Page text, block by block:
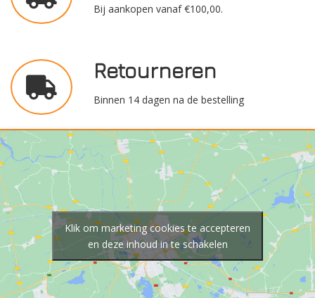
Bij aankopen vanaf €100,00.
Retourneren
Binnen 14 dagen na de bestelling
Klik om marketing cookies te accepteren
en deze inhoud in te schakelen